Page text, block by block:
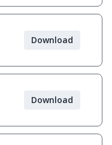
Download
Download